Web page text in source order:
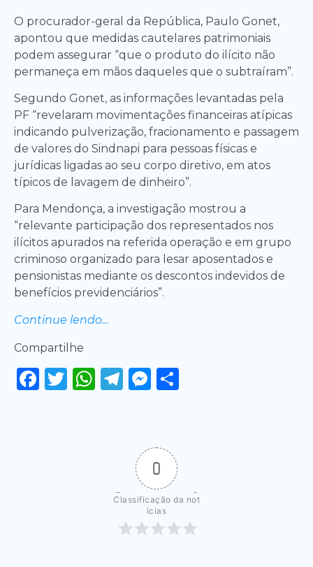
O procurador-geral da República, Paulo Gonet,
apontou que medidas cautelares patrimoniais
podem assegurar “que o produto do ilícito não
permaneça em mãos daqueles que o subtraíram”.
Segundo Gonet, as informações levantadas pela
PF “revelaram movimentações financeiras atípicas
indicando pulverização, fracionamento e passagem
de valores do Sindnapi para pessoas físicas e
jurídicas ligadas ao seu corpo diretivo, em atos
típicos de lavagem de dinheiro”.
Para Mendonça, a investigação mostrou a
“relevante participação dos representados nos
ilícitos apurados na referida operação e em grupo
criminoso organizado para lesar aposentados e
pensionistas mediante os descontos indevidos de
benefícios previdenciários”.
Continue lendo…
Compartilhe
Facebook
Twitter
WhatsApp
Telegram
Messenger
0
Classificação da not
ícias